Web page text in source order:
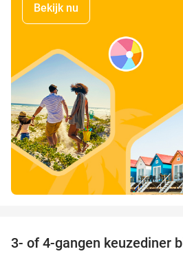
Bekijk nu
3- of 4-gangen keuzediner